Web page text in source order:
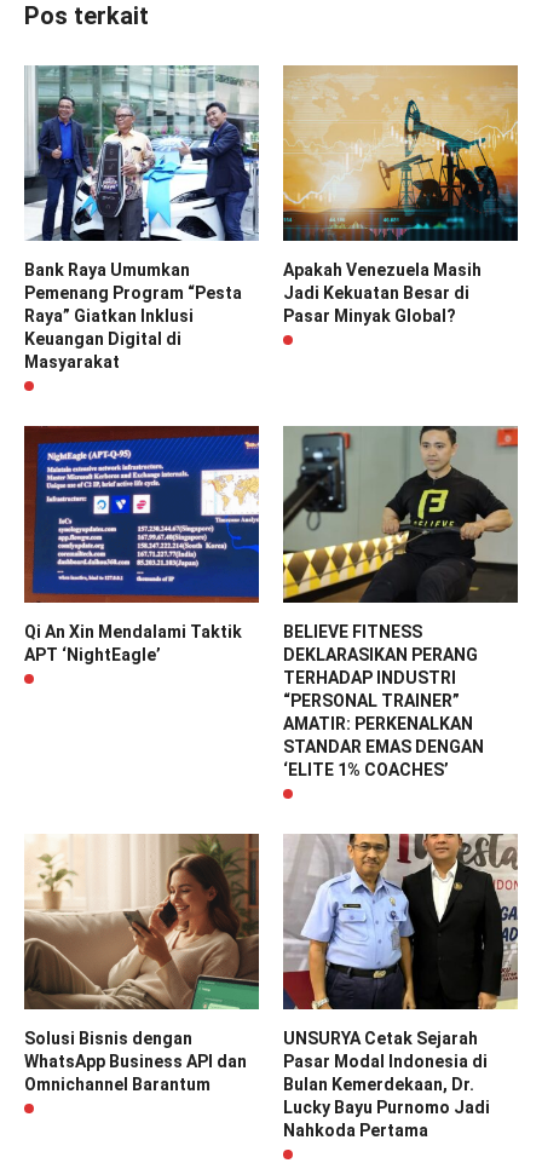
Pos terkait
Bank Raya Umumkan
Pemenang Program “Pesta
Raya” Giatkan Inklusi
Keuangan Digital di
Masyarakat
Apakah Venezuela Masih
Jadi Kekuatan Besar di
Pasar Minyak Global?
Qi An Xin Mendalami Taktik
APT ‘NightEagle’
BELIEVE FITNESS
DEKLARASIKAN PERANG
TERHADAP INDUSTRI
“PERSONAL TRAINER”
AMATIR: PERKENALKAN
STANDAR EMAS DENGAN
‘ELITE 1% COACHES’
Solusi Bisnis dengan
WhatsApp Business API dan
Omnichannel Barantum
UNSURYA Cetak Sejarah
Pasar Modal Indonesia di
Bulan Kemerdekaan, Dr.
Lucky Bayu Purnomo Jadi
Nahkoda Pertama